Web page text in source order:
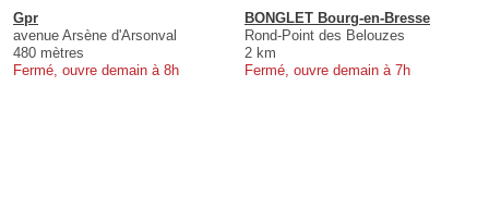
Gpr
avenue Arsène d'Arsonval
480 mètres
Fermé, ouvre demain à 8h
BONGLET Bourg-en-Bresse
Rond-Point des Belouzes
2 km
Fermé, ouvre demain à 7h